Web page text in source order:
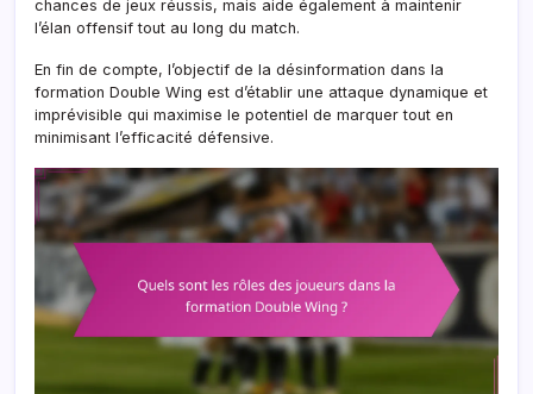
chances de jeux réussis, mais aide également à maintenir
l’élan offensif tout au long du match.
En fin de compte, l’objectif de la désinformation dans la
formation Double Wing est d’établir une attaque dynamique et
imprévisible qui maximise le potentiel de marquer tout en
minimisant l’efficacité défensive.